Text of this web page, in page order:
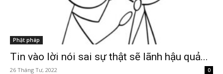
Phật pháp
Tin vào lời nói sai sự thật sẽ lãnh hậu quả...
26 Tháng Tư, 2022 0